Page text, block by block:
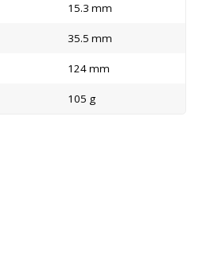
15.3 mm
35.5 mm
124 mm
105 g